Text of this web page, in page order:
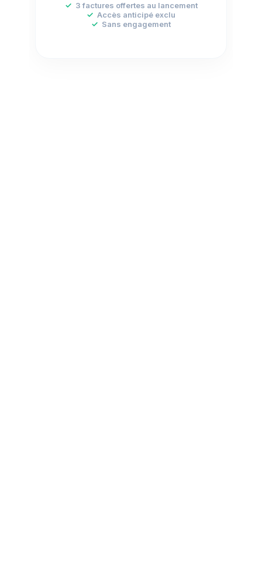
✓ 3 factures offertes au lancement
✓ Accès anticipé exclu
✓ Sans engagement